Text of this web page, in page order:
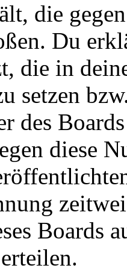
die
Du
die in
setzen
des
diese
Boards